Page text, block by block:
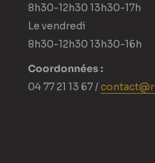
8h30-12h30 13h30-17h
Le vendredi
8h30-12h30 13h30-16h
Coordonnées :
04 77 21 13 67 /